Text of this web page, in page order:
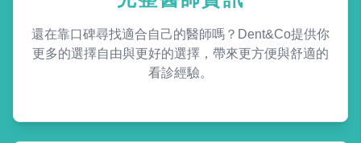
還在靠口碑尋找適合自己的醫師嗎？Dent&Co提供你
更多的選擇自由與更好的選擇，帶來更方便與舒適的
看診經驗。